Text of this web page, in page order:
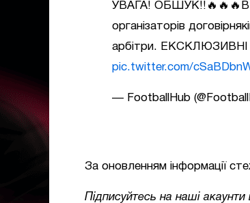
УВАГА! ОБШУК!!🔥🔥🔥В
організаторів
арбітри. ЕКСКЛЮЗИВНІ
pic.twitter.com/
— FootballHub
За оновленням інформації
Підписуйтесь на наші акаунти